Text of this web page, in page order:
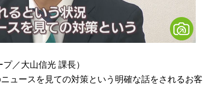
／大山信光 課長）
ュースを見ての対策という明確な話をされるお客